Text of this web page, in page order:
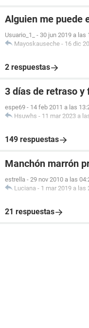
Alguien me puede
Usuario_1_ - 30 jun 2019 a las
Mayoskauseche - 16 dic
2 respuestas
3 días de retraso
espe69 - 14 feb 2011 a las
Hsuwhs - 11 mar 2023 a
149 respuestas
Manchón marrón
estrella - 29 nov 2010 a las
Luciana - 1 mar 2019 a las
21 respuestas